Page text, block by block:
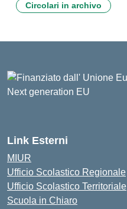
Circolari in archivo
Link Esterni
MIUR
Ufficio Scolastico Regionale
Ufficio Scolastico Territoriale
Scuola in Chiaro